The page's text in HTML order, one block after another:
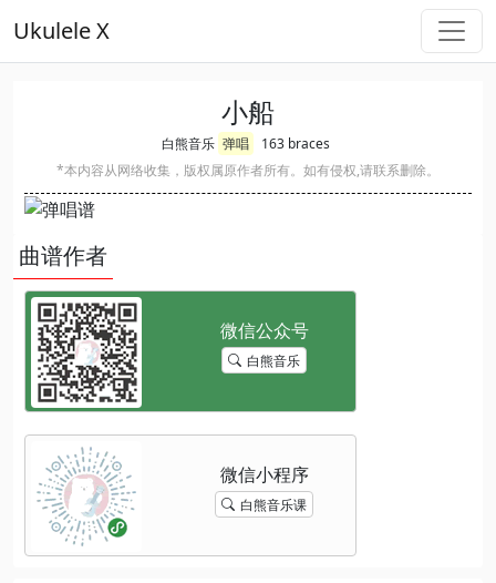
Ukulele X
小船
白熊音乐 弹唱
163 braces
*本内容从网络收集，版权属原作者所有。如有侵权,请联系删除。
曲谱作者
白熊音乐
白熊音乐课